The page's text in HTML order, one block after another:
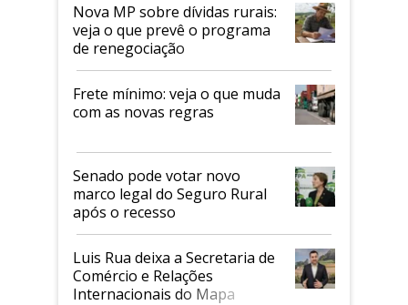
Nova MP sobre dívidas rurais:
veja o que prevê o programa
de renegociação
Frete mínimo: veja o que muda
com as novas regras
Senado pode votar novo
marco legal do Seguro Rural
após o recesso
Luis Rua deixa a Secretaria de
Comércio e Relações
Internacionais do Mapa